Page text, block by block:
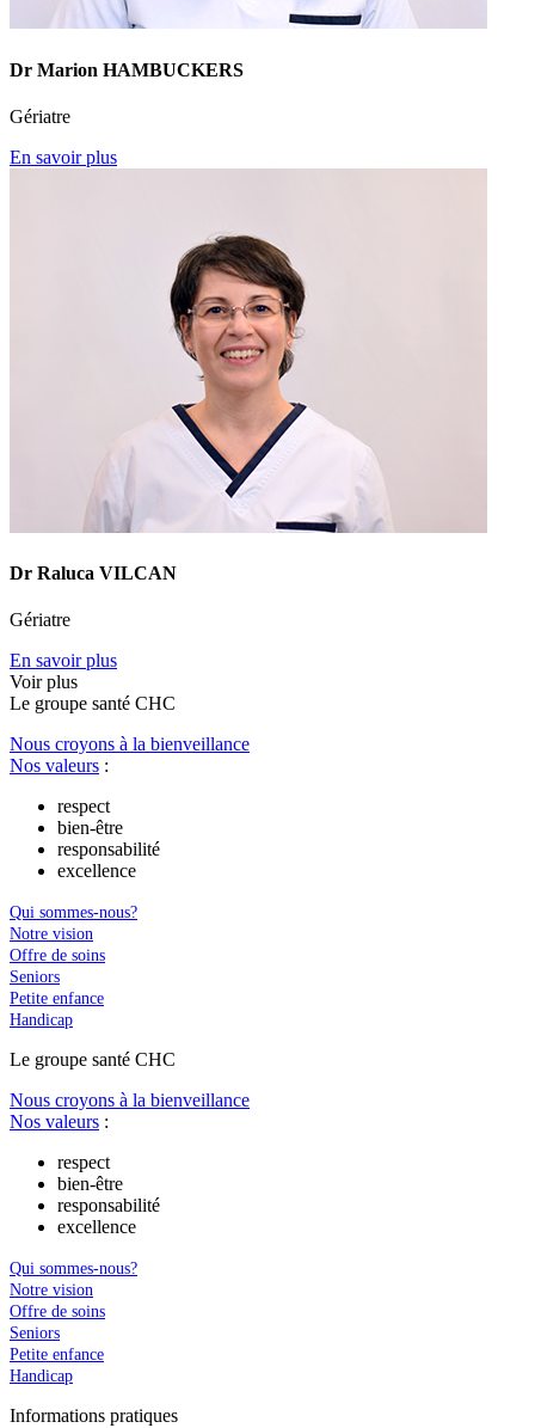
Dr Marion HAMBUCKERS
Gériatre
En savoir plus
Dr Raluca VILCAN
Gériatre
En savoir plus
Voir plus
Le groupe santé CHC
Nous croyons à la bienveillance
Nos valeurs :
respect
bien-être
responsabilité
excellence
Qui sommes-nous?
Notre vision
Offre de soins
Seniors
Petite enfance
Handicap
Le groupe santé CHC
Nous croyons à la bienveillance
Nos valeurs :
respect
bien-être
responsabilité
excellence
Qui sommes-nous?
Notre vision
Offre de soins
Seniors
Petite enfance
Handicap
Informations pratiques